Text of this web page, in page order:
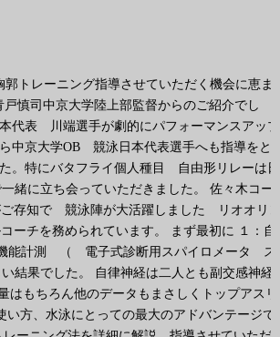
トレーニング指導させていただく機会に恵ま
戸慎司中京大学陸上部監督からのご紹介でし
代表 川端選手が劇的にパフォーマンスアップ
中京大学OB 競泳日本代表選手へも指導をと
。特にバタフライ個人種目 自由形リレーは日
緒に立ち会っていただきました。 佐々木コー
ご存知で 競泳陣が大活躍しました リオオリ
ーチを務められています。 まず最初に １：自
能計測 （ 電子式診断用スパイロメータ ス
結果でした。 自律神経は二人とも副交感神経
もちろん他のデータもまさしくトップアスリ
方、水泳にとっての最大のアドバンテージで